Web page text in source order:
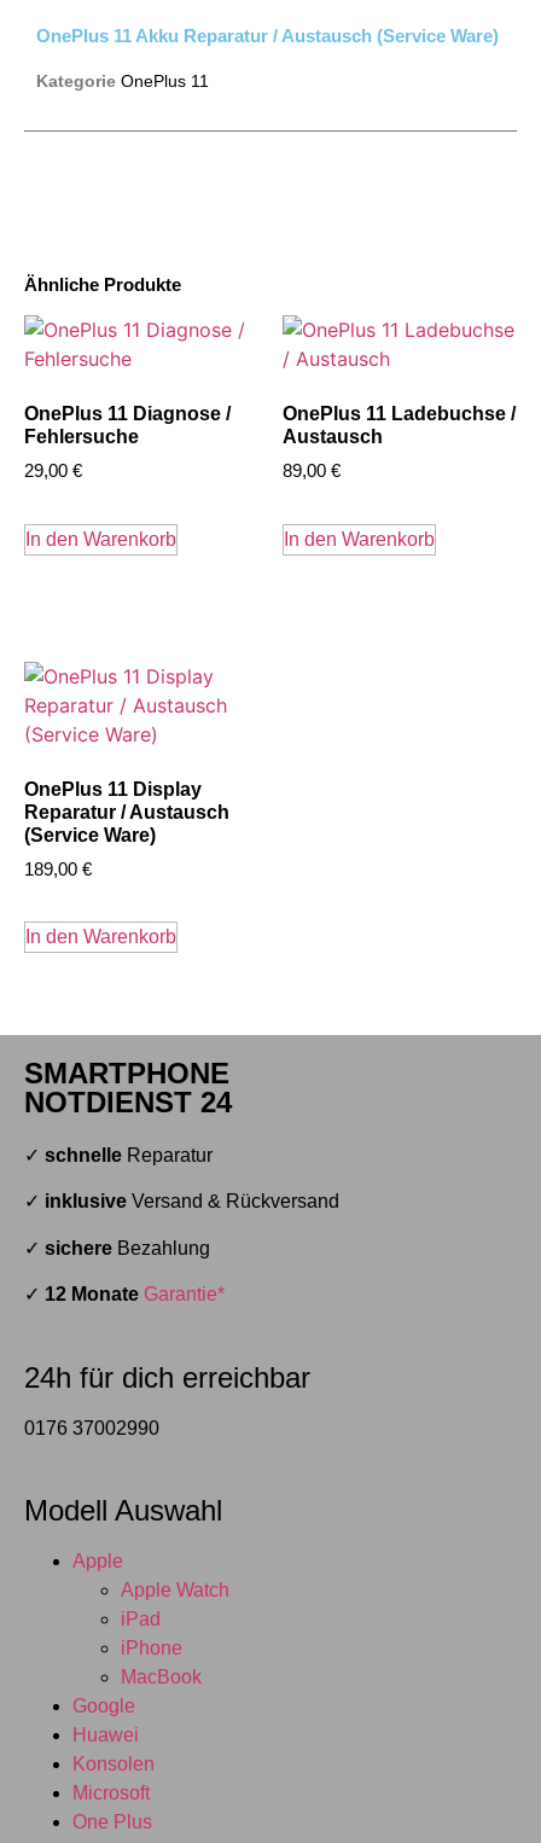
Ähnliche Produkte
OnePlus 11 Diagnose /
Fehlersuche
29,00 €
In den Warenkorb
OnePlus 11 Ladebuchse /
Austausch
89,00 €
In den Warenkorb
OnePlus 11 Display
Reparatur / Austausch
(Service Ware)
189,00 €
In den Warenkorb
OnePlus 11 Akku Reparatur / Austausch (Service Ware)
Kategorie OnePlus 11
SMARTPHONE
NOTDIENST 24
✓ schnelle Reparatur
✓ inklusive Versand & Rückversand
✓ sichere Bezahlung
✓ 12 Monate Garantie*
24h für dich erreichbar
0176 37002990
Modell Auswahl
Apple
Apple Watch
iPad
iPhone
MacBook
Google
Huawei
Konsolen
Microsoft
One Plus